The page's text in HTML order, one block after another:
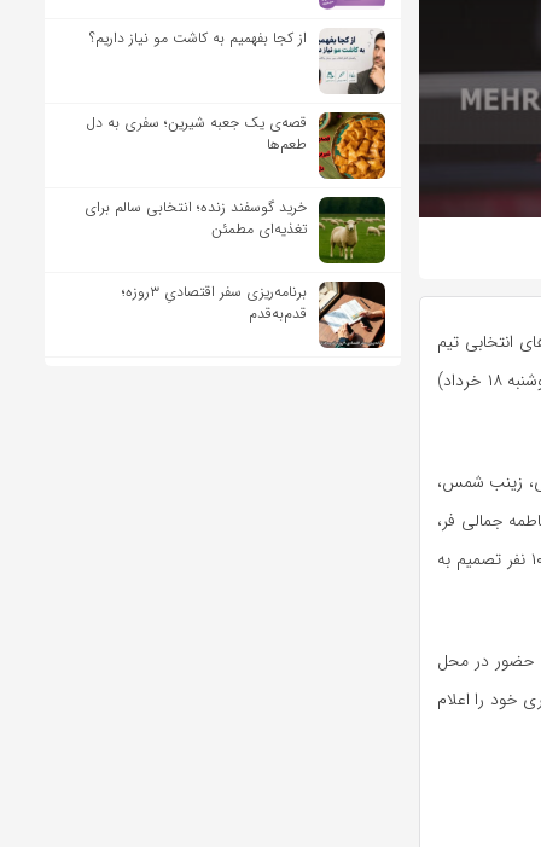
انتخابی تیم
ملی تنیس روی میز زنان به منظور تعیین ترکیب تیم اعزامی به بازی های آسیایی ناگویا از امروز (دوشنبه ۱۸ خرداد)
زینب شمس،
جمالی فر،
عفت رنجبر و الینا ابراهیمی ۱۶ بازیکن دعوت شده به رقابت های انتخابی بودند اما از این تعداد، ۱۰ نفر تصمیم به
حضور در محل
خود را اعلام
از کجا بفهمیم به کاشت مو نیاز داریم؟
قصه‌ی یک جعبه شیرین؛ سفری به دل
طعم‌ها
خرید گوسفند زنده؛ انتخابی سالم برای
تغذیه‌ای مطمئن
برنامه‌ریزی سفر اقتصادیِ ۳روزه؛
قدم‌به‌قدم